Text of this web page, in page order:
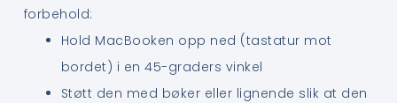
forbehold:
Hold MacBooken opp ned (tastatur mot
bordet) i en 45-graders vinkel
Støtt den med bøker eller lignende slik at den